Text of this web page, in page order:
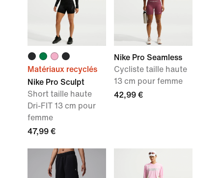
Matériaux recyclés
Nike Pro Sculpt
Short taille haute
Dri-FIT 13 cm pour
femme
47,99 €
Nike Pro Seamless
Cycliste taille haute
13 cm pour femme
42,99 €